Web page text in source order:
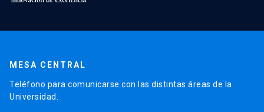
MESA CENTRAL
Teléfono para comunicarse con las distintas áreas de la
Universidad.